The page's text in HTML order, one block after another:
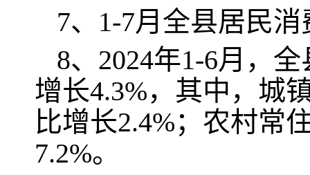
7、1-7月全县居民
8、2024年1-6月，
增长4.3%，其中，城
比增长2.4%；农村常
7.2%。